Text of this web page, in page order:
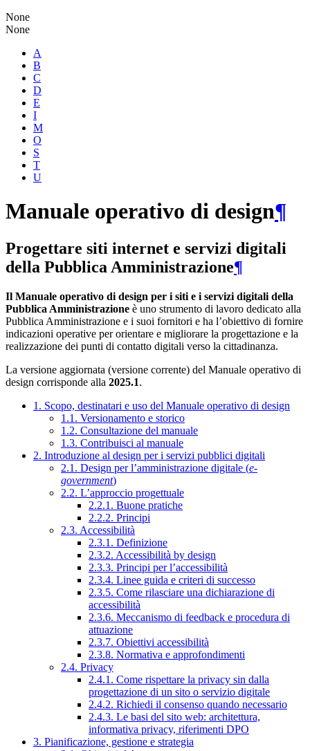
None
None
A
B
C
D
E
I
M
O
S
T
U
Manuale operativo di design¶
Progettare siti internet e servizi digitali
della Pubblica Amministrazione¶
Il Manuale operativo di design per i siti e i servizi digitali della
Pubblica Amministrazione è uno strumento di lavoro dedicato alla
Pubblica Amministrazione e i suoi fornitori e ha l’obiettivo di fornire
indicazioni operative per orientare e migliorare la progettazione e la
realizzazione dei punti di contatto digitali verso la cittadinanza.
La versione aggiornata (versione corrente) del Manuale operativo di
design corrisponde alla 2025.1.
1. Scopo, destinatari e uso del Manuale operativo di design
1.1. Versionamento e storico
1.2. Consultazione del manuale
1.3. Contribuisci al manuale
2. Introduzione al design per i servizi pubblici digitali
2.1. Design per l’amministrazione digitale (e-
government)
2.2. L’approccio progettuale
2.2.1. Buone pratiche
2.2.2. Principi
2.3. Accessibilità
2.3.1. Definizione
2.3.2. Accessibilità by design
2.3.3. Principi per l’accessibilità
2.3.4. Linee guida e criteri di successo
2.3.5. Come rilasciare una dichiarazione di
accessibilità
2.3.6. Meccanismo di feedback e procedura di
attuazione
2.3.7. Obiettivi accessibilità
2.3.8. Normativa e approfondimenti
2.4. Privacy
2.4.1. Come rispettare la privacy sin dalla
progettazione di un sito o servizio digitale
2.4.2. Richiedi il consenso quando necessario
2.4.3. Le basi del sito web: architettura,
informativa privacy, riferimenti DPO
3. Pianificazione, gestione e strategia